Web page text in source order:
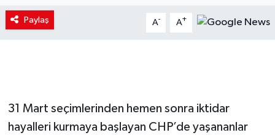
Paylaş A- A+
31 Mart seçimlerinden hemen sonra iktidar
hayalleri kurmaya başlayan CHP’de yaşananlar